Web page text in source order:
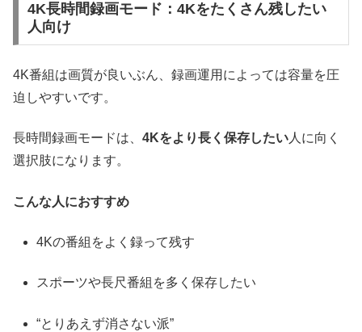
4K長時間録画モード：4Kをたくさん残したい
人向け
4K番組は画質が良いぶん、録画運用によっては容量を圧
迫しやすいです。
長時間録画モードは、 4Kをより長く保存したい 人に向く
選択肢になります。
こんな人におすすめ
4Kの番組をよく録って残す
スポーツや長尺番組を多く保存したい
“とりあえず消さない派”